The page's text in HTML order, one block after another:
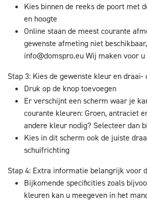
Kies binnen de reeks de poort met
en hoogte
Online staan de meest courante
gewenste afmeting niet
info@domspro.euWij maken voor
Stap 3: Kies de gewenste kleur en
Druk op de knop toevoegen
Er verschijnt een scherm waar je
courante kleuren: Groen, antraciet
andere kleur nodig? Selecteer dan
Kies in dit scherm ook de juiste
schuifrichting
Stap 4: Extra informatie belangrijk voor
Bijkomende specificities zoals
kleuren kan u meegeven in het